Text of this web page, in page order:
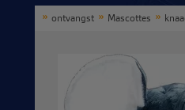
ontvangst Mascottes